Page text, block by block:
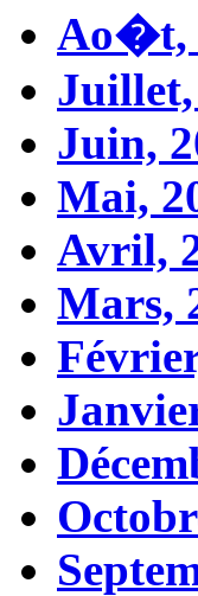
Ao�t,
Juillet,
Juin,
Mai,
Avril,
Mars,